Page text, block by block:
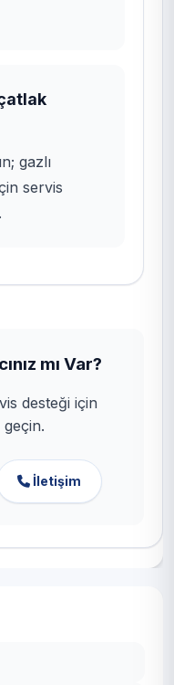
gazlı
servis
mı Var?
desteği için
geçin.
İletişim